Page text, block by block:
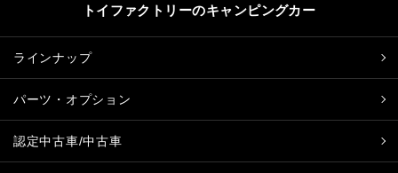
トイファクトリーのキャンピングカー
ラインナップ
パーツ・オプション
認定中古車/中古車